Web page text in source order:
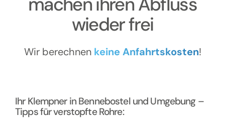
wieder frei
Wir berechnen keine Anfahrtskosten!
Ihr Klempner in Bennebostel und Umgebung –
Tipps für verstopfte Rohre: